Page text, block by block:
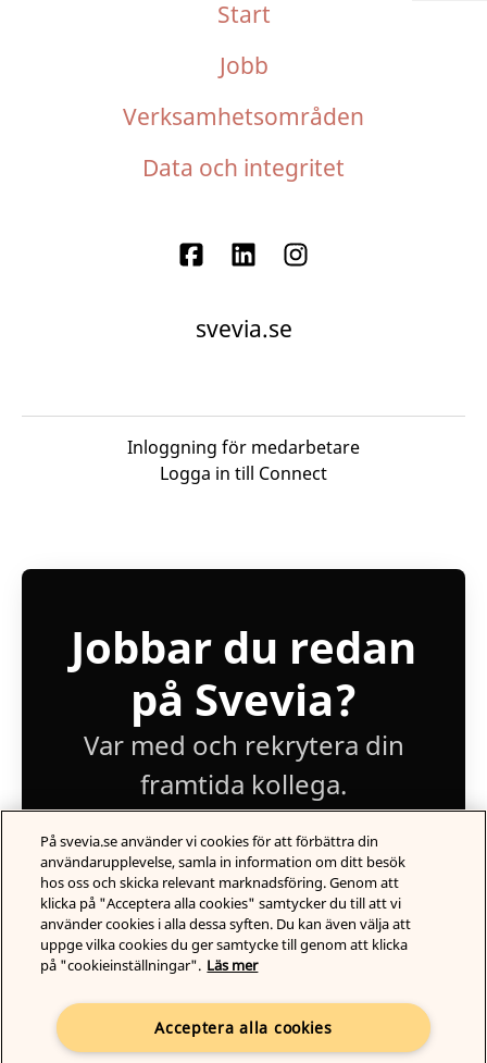
Start
Jobb
Verksamhetsområden
Data och integritet
svevia.se
Inloggning för medarbetare
Logga in till Connect
Jobbar du redan
på Svevia?
Var med och rekrytera din
framtida kollega.
Logga in
På svevia.se använder vi cookies för att förbättra din
användarupplevelse, samla in information om ditt besök
hos oss och skicka relevant marknadsföring. Genom att
klicka på "Acceptera alla cookies" samtycker du till att vi
använder cookies i alla dessa syften. Du kan även välja att
uppge vilka cookies du ger samtycke till genom att klicka
på "cookieinställningar". Läs mer
Acceptera alla cookies